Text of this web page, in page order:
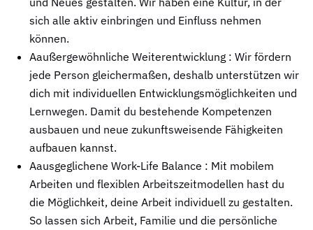
sich alle aktiv einbringen und Einfluss nehmen
können.
Aaußergewöhnliche Weiterentwicklung : Wir fördern
jede Person gleichermaßen, deshalb unterstützen wir
dich mit individuellen Entwicklungsmöglichkeiten und
Lernwegen. Damit du bestehende Kompetenzen
ausbauen und neue zukunftsweisende Fähigkeiten
aufbauen kannst.
Aausgeglichene Work-Life Balance : Mit mobilem
Arbeiten und flexiblen Arbeitszeitmodellen hast du
die Möglichkeit, deine Arbeit individuell zu gestalten.
So lassen sich Arbeit, Familie und die persönliche